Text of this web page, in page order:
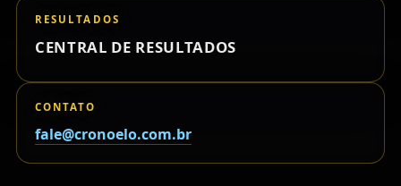
RESULTADOS
CENTRAL DE RESULTADOS
CONTATO
fale@cronoelo.com.br